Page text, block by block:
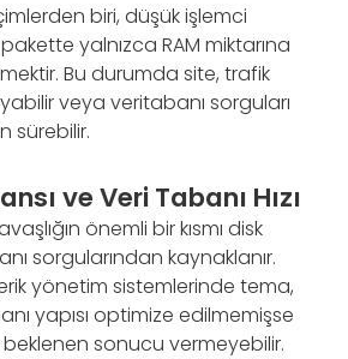
biri, düşük işlemci
yalnızca RAM miktarına
Bu durumda site, trafik
veya veritabanı sorguları
sürebilir.
ve Veri Tabanı Hızı
önemli bir kısmı disk
sorgularından kaynaklanır.
yönetim sistemlerinde tema,
yapısı optimize edilmemişse
sonucu vermeyebilir.